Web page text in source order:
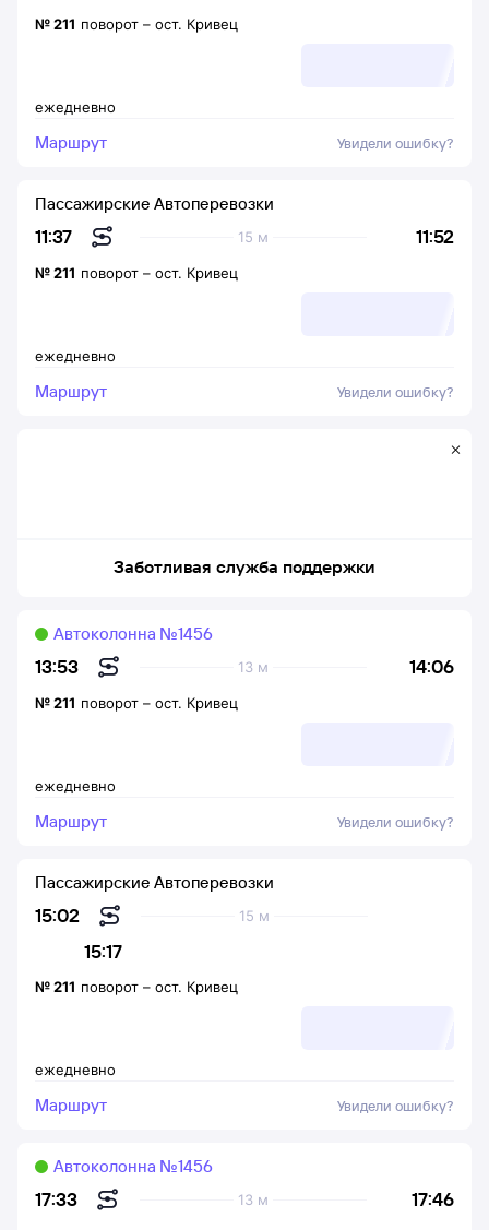
ежедневно
№211 поворот – ост. Кривец
Маршрут Увидели ошибку?
11:37 11:52
15 м
Пассажирские Автоперевозки
ежедневно
№211 поворот – ост. Кривец
Маршрут Увидели ошибку?
Заботливая служба поддержки
13:53 14:06
13 м
Автоколонна №1456
ежедневно
№211 поворот – ост. Кривец
Маршрут Увидели ошибку?
15:02
15:17
15 м
Пассажирские Автоперевозки
ежедневно
№211 поворот – ост. Кривец
Маршрут Увидели ошибку?
17:33 17:46
13 м
Автоколонна №1456